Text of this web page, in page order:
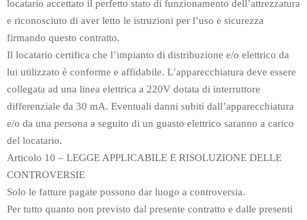
locatario accettato il perfetto stato di funzionamento dell’attrezzatura
e riconosciuto di aver letto le istruzioni per l’uso e sicurezza
firmando questo contratto.
Il locatario certifica che l’impianto di distribuzione e/o elettrico da
lui utilizzato è conforme e affidabile. L’apparecchiatura deve essere
collegata ad una linea elettrica a 220V dotata di interruttore
differenziale da 30 mA. Eventuali danni subiti dall’apparecchiatura
e/o da una persona a seguito di un guasto elettrico saranno a carico
del locatario.
Articolo 10 – LEGGE APPLICABILE E RISOLUZIONE DELLE
CONTROVERSIE
Solo le fatture pagate possono dar luogo a controversia.
Per tutto quanto non previsto dal presente contratto e dalle presenti